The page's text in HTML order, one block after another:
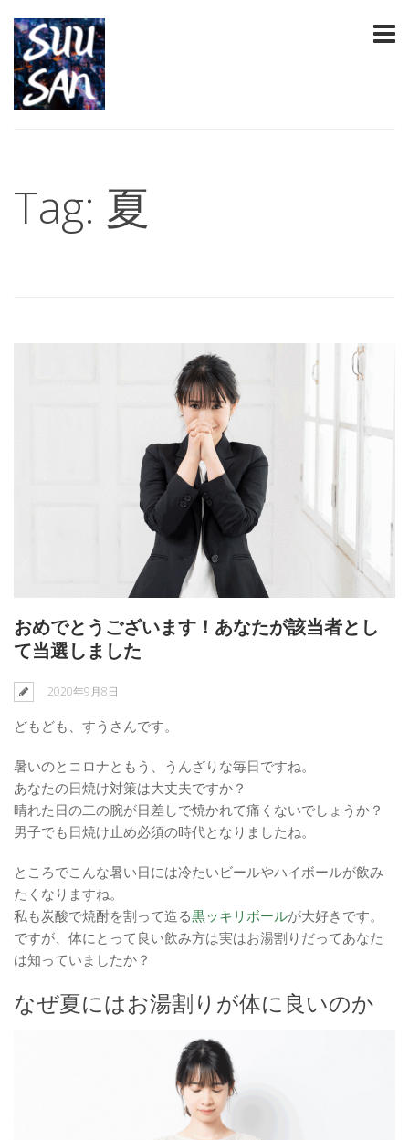
Tag: 夏
おめでとうございます！あなたが該当者とし
て当選しました
2020年9月8日
どもども、すうさんです。
暑いのとコロナともう、うんざりな毎日ですね。
あなたの日焼け対策は大丈夫ですか？
晴れた日の二の腕が日差しで焼かれて痛くないでしょうか？
男子でも日焼け止め必須の時代となりましたね。
ところでこんな暑い日には冷たいビールやハイボールが飲み
たくなりますね。
私も炭酸で焼酎を割って造る黒ッキリボールが大好きです。
ですが、体にとって良い飲み方は実はお湯割りだってあなた
は知っていましたか？
なぜ夏にはお湯割りが体に良いのか